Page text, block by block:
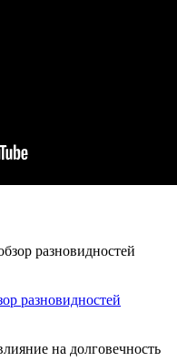
разновидностей